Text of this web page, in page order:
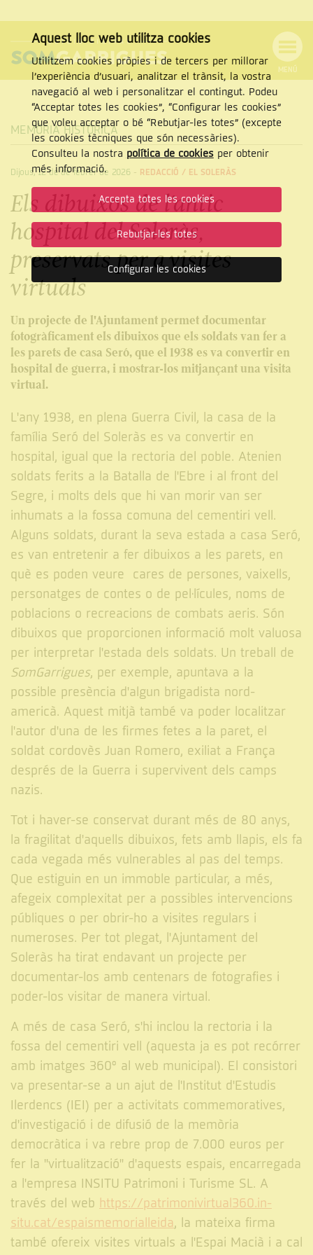
NAVEGACIÓ
MENÚ
Cercar
CERCAR
MEMÒRIA HISTÒRICA
Dijous, 12 de de febrer de 2026 - REDACCIÓ / EL SOLERÀS
Els dibuixos de l’antic
hospital del Soleràs,
preservats per a visites
virtuals
Un projecte de l'Ajuntament permet documentar
fotogràficament els dibuixos que els soldats van fer a
les parets de casa Seró, que el 1938 es va convertir en
hospital de guerra, i mostrar-los mitjançant una visita
virtual.
L'any 1938, en plena Guerra Civil, la casa de la
família Seró del Soleràs es va convertir en
hospital, igual que la rectoria del poble. Atenien
soldats ferits a la Batalla de l'Ebre i al front del
Segre, i molts dels que hi van morir van ser
inhumats a la fossa comuna del cementiri vell.
Alguns soldats, durant la seva estada a casa Seró,
es van entretenir a fer dibuixos a les parets, en
què es poden veure cares de persones, vaixells,
personatges de contes o de pel·lícules, noms de
poblacions o recreacions de combats aeris. Són
dibuixos que proporcionen informació molt valuosa
per interpretar l'estada dels soldats. Un treball de
SomGarrigues, per exemple, apuntava a la
possible presència d'algun brigadista nord-
americà. Aquest mitjà també va poder localitzar
l'autor d'una de les firmes fetes a la paret, el
soldat cordovès Juan Romero, exiliat a França
després de la Guerra i supervivent dels camps
nazis.
Tot i haver-se conservat durant més de 80 anys,
la fragilitat d'aquells dibuixos, fets amb llapis, els fa
cada vegada més vulnerables al pas del temps.
Que estiguin en un immoble particular, a més,
afegeix complexitat per a possibles intervencions
públiques o per obrir-ho a visites regulars i
numeroses. Per tot plegat, l'Ajuntament del
Soleràs ha tirat endavant un projecte per
documentar-los amb centenars de fotografies i
poder-los visitar de manera virtual.
A més de casa Seró, s'hi inclou la rectoria i la
fossa del cementiri vell (aquesta ja es pot recórrer
amb imatges 360º al web municipal). El consistori
va presentar-se a un ajut de l'Institut d'Estudis
Ilerdencs (IEI) per a activitats commemoratives,
d'investigació i de difusió de la memòria
democràtica i va rebre prop de 7.000 euros per
fer la "virtualització" d'aquests espais, encarregada
a l'empresa INSITU Patrimoni i Turisme SL. A
través del web https://patrimonivirtual360.in-
situ.cat/espaismemorialleida, la mateixa firma
també ofereix visites virtuals a l'Espai Macià i a cal
Aquest lloc web utilitza cookies
Utilitzem cookies pròpies i de tercers per millorar
l’experiència d’usuari, analitzar el trànsit, la vostra
navegació al web i personalitzar el contingut. Podeu
“Acceptar totes les cookies”, “Configurar les cookies”
que voleu acceptar o bé “Rebutjar-les totes” (excepte
les cookies tècniques que són necessàries).
Consulteu la nostra política de cookiesper obtenir
més informació.
Accepta totes les cookies
Rebutjar-les totes
Configurar les cookies